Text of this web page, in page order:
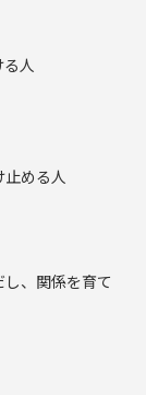
人
める人
、関係を育て